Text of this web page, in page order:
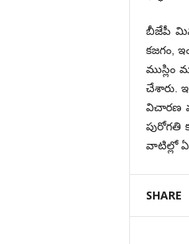
బీజేపీ
కజగం,
ముస్లిం
చేశారు.
విచారణ
పురోగతి
వాటిల్లో
SHARE